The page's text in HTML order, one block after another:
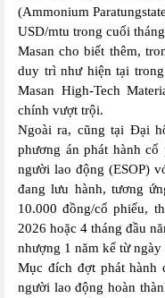
(Ammonium
USD/mtu trong cuối
Masan cho biết thêm,
duy trì như hiện tại
Masan High-Tech
chính vượt trội.
Ngoài ra, cũng tại Đại
phương án phát hành
người lao động (ESOP)
đang lưu hành, tương
10.000 đồng/cổ phiếu,
2026 hoặc 4 tháng đầu
nhượng 1 năm kể từ
Mục đích đợt phát hành
người lao động hoàn